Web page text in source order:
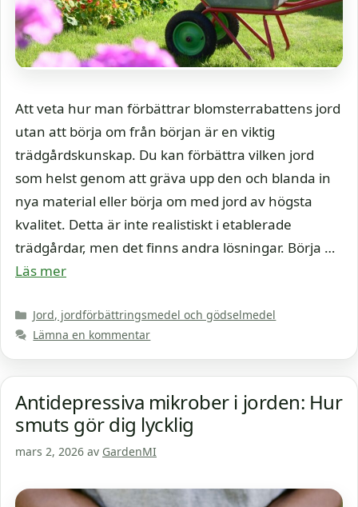
Att veta hur man förbättrar blomsterrabattens jord
utan att börja om från början är en viktig
trädgårdskunskap. Du kan förbättra vilken jord
som helst genom att gräva upp den och blanda in
nya material eller börja om med jord av högsta
kvalitet. Detta är inte realistiskt i etablerade
trädgårdar, men det finns andra lösningar. Börja …
Läs mer
Kategorier
Jord, jordförbättringsmedel och gödselmedel
Lämna en kommentar
Antidepressiva mikrober i jorden: Hur
smuts gör dig lycklig
mars 2, 2026 av GardenMI